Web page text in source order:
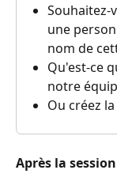
Souhaitez-
une
nom de
Qu'est-ce
notre
Ou créez
Après la